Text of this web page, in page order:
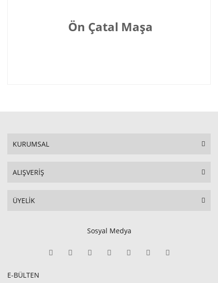
Ön Çatal Maşa
KURUMSAL
ALIŞVERİŞ
ÜYELİK
Sosyal Medya
E-BÜLTEN